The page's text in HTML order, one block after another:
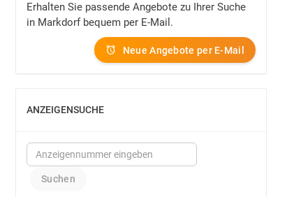
Erhalten Sie passende Angebote zu Ihrer Suche
in Markdorf bequem per E-Mail.
Neue Angebote per E-Mail
ANZEIGENSUCHE
EINBLENDEN